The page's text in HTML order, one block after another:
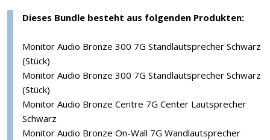
Dieses Bundle besteht aus folgenden Produkten:
Monitor Audio Bronze 300 7G Standlautsprecher Schwarz
(Stück)
Monitor Audio Bronze 300 7G Standlautsprecher Schwarz
(Stück)
Monitor Audio Bronze Centre 7G Center Lautsprecher
Schwarz
Monitor Audio Bronze On-Wall 7G Wandlautsprecher